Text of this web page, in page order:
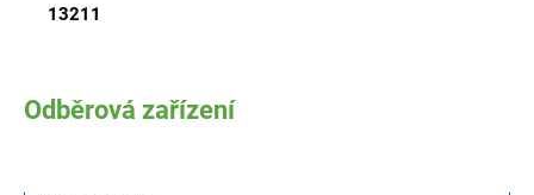
13211
Odběrová zařízení